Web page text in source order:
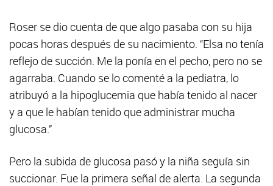
Roser se dio cuenta de que algo pasaba con su hija
pocas horas después de su nacimiento. “Elsa no tenía
reflejo de succión. Me la ponía en el pecho, pero no se
agarraba. Cuando se lo comenté a la pediatra, lo
atribuyó a la hipoglucemia que había tenido al nacer
y a que le habían tenido que administrar mucha
glucosa.”
Pero la subida de glucosa pasó y la niña seguía sin
succionar. Fue la primera señal de alerta. La segunda